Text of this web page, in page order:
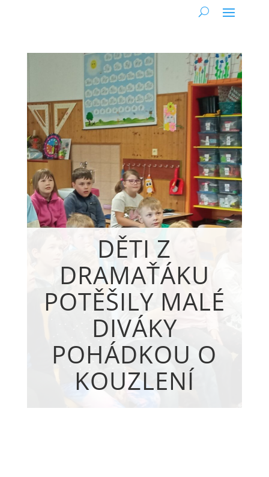
DĚTI Z
DRAMAŤÁKU
POTĚŠILY MALÉ
DIVÁKY
POHÁDKOU O
KOUZLENÍ